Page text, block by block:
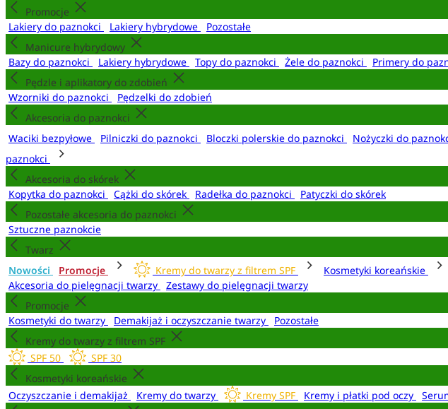
Promocje
Lakiery do paznokci
Lakiery hybrydowe
Pozostałe
Manicure hybrydowy
Bazy do paznokci
Lakiery hybrydowe Topy do paznokci Żele do paznokci Primery do
Pędzle i aplikatory do zdobień
Wzorniki do paznokci
Pędzelki do zdobień
Akcesoria do paznokci
Waciki bezpyłowe
Pilniczki do paznokci Bloczki polerskie do paznokci Nożyczki do
paznokci
Akcesoria do skórek
Kopytka do paznokci
Cążki do skórek Radełka do paznokci
Patyczki do skórek
Pozostałe akcesoria do paznokci
Sztuczne paznokcie
Twarz
Nowości
Promocje Kremy do twarzy z filtrem SPF Kosmetyki koreańskie
Akcesoria do pielęgnacji twarzy
Zestawy do pielęgnacji twarzy
Promocje
Kosmetyki do twarzy
Demakijaż i oczyszczanie twarzy
Pozostałe
Kremy do twarzy z filtrem SPF
SPF 50
SPF 30
Kosmetyki koreańskie
Oczyszczanie i demakijaż
Kremy do twarzy Kremy SPF Kremy i płatki pod oczy